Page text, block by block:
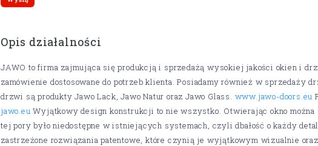
Opis działalności
JAWO to firma zajmująca się produkcją i sprzedażą wysokiej jakości okien i
zamówienie dostosowane do potrzeb klienta. Posiadamy również w sprzedaży
drzwi są produkty Jawo Lack, Jawo Natur oraz Jawo Glass. www.jawo-doors.eu
jawo.eu Wyjątkowy design konstrukcji to nie wszystko. Otwierając okno
tej pory było niedostępne w istniejących systemach, czyli dbałość o każdy
zastrzeżone rozwiązania patentowe, które czynią je wyjątkowym wizualnie